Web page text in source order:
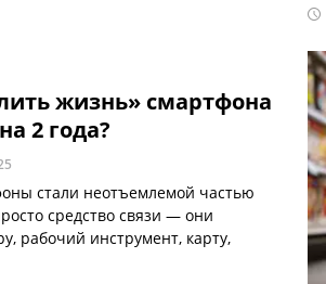
жизнь» смартфона
2 года?
стали неотъемлемой частью
средство связи — они
рабочий инструмент, карту,
и центр развлечений.